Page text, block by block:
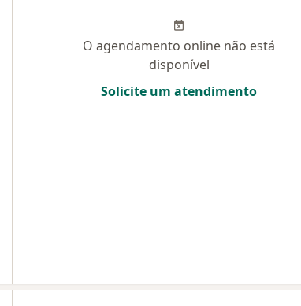
O agendamento online não está
disponível
Solicite um atendimento